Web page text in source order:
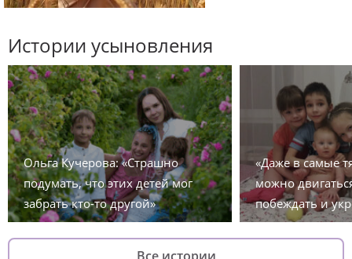
Истории усыновления
Ольга Кучерова: «Страшно
подумать, что этих детей мог
забрать кто-то другой»
«Даже в самые
можно
побеждать и